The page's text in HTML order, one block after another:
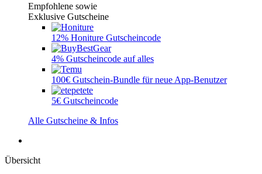
Empfohlene sowie
Exklusive Gutscheine
12% Honiture Gutscheincode
4% Gutscheincode auf alles
100€ Gutschein-Bundle für neue App-Benutzer
5€ Gutscheincode
Alle Gutscheine & Infos
Übersicht